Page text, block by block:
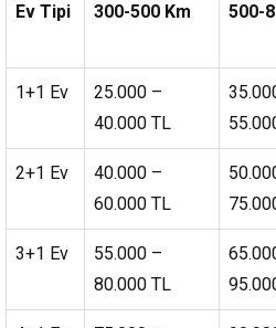
Ev Tipi 300-500 Km 500-
1+1 Ev
25.000 –
40.000 TL
2+1 Ev
40.000 –
60.000 TL
3+1 Ev
55.000 –
80.000 TL